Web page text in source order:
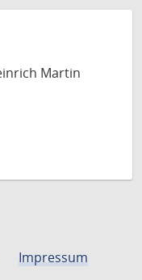
Martin
Impressum